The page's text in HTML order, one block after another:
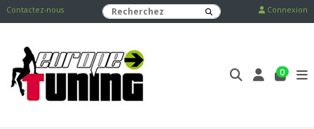
Contactez-nous Connexion
0